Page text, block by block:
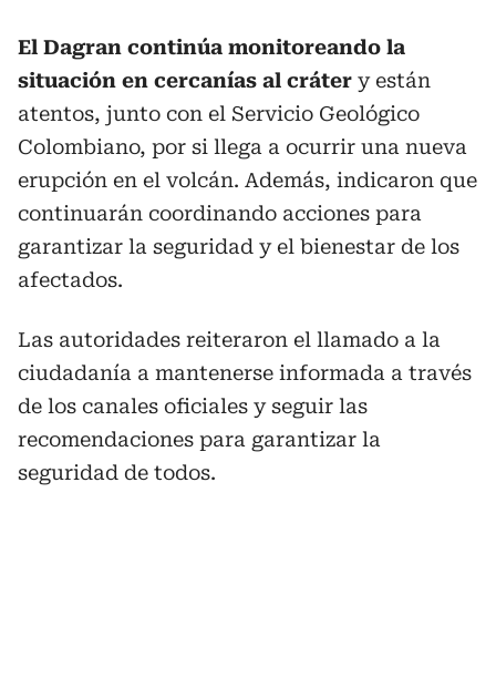
El Dagran continúa monitoreando la
situación en cercanías al cráter y están
atentos, junto con el Servicio Geológico
Colombiano, por si llega a ocurrir una nueva
erupción en el volcán. Además, indicaron que
continuarán coordinando acciones para
garantizar la seguridad y el bienestar de los
afectados.
Las autoridades reiteraron el llamado a la
ciudadanía a mantenerse informada a través
de los canales oficiales y seguir las
recomendaciones para garantizar la
seguridad de todos.